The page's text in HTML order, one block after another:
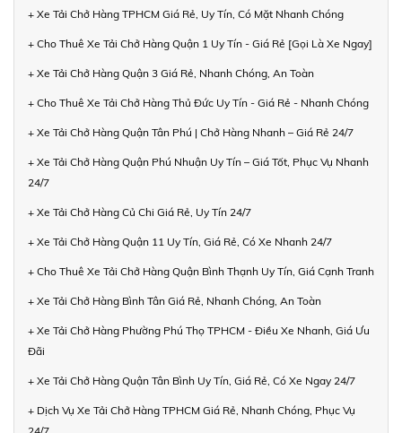
+ Xe Tải Chở Hàng TPHCM Giá Rẻ, Uy Tín, Có Mặt Nhanh Chóng
+ Cho Thuê Xe Tải Chở Hàng Quận 1 Uy Tín - Giá Rẻ [Gọi Là Xe Ngay]
+ Xe Tải Chở Hàng Quận 3 Giá Rẻ, Nhanh Chóng, An Toàn
+ Cho Thuê Xe Tải Chở Hàng Thủ Đức Uy Tín - Giá Rẻ - Nhanh Chóng
+ Xe Tải Chở Hàng Quận Tân Phú | Chở Hàng Nhanh – Giá Rẻ 24/7
+ Xe Tải Chở Hàng Quận Phú Nhuận Uy Tín – Giá Tốt, Phục Vụ Nhanh
24/7
+ Xe Tải Chở Hàng Củ Chi Giá Rẻ, Uy Tín 24/7
+ Xe Tải Chở Hàng Quận 11 Uy Tín, Giá Rẻ, Có Xe Nhanh 24/7
+ Cho Thuê Xe Tải Chở Hàng Quận Bình Thạnh Uy Tín, Giá Cạnh Tranh
+ Xe Tải Chở Hàng Bình Tân Giá Rẻ, Nhanh Chóng, An Toàn
+ Xe Tải Chở Hàng Phường Phú Thọ TPHCM - Điều Xe Nhanh, Giá Ưu
Đãi
+ Xe Tải Chở Hàng Quận Tân Bình Uy Tín, Giá Rẻ, Có Xe Ngay 24/7
+ Dịch Vụ Xe Tải Chở Hàng TPHCM Giá Rẻ, Nhanh Chóng, Phục Vụ